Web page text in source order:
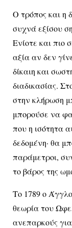
Ο τρόπος και η
συχνά εξίσου
Ενίοτε και πιο
αξία αν δεν
δίκαιη και
διαδικασίας.
στην κλήρωση
μπορούσε να
που η ισότητα
δεδομένη· θα
παράμετροι,
το βάρος της
Το 1789 ο
θεωρία του
ανεπαρκούς